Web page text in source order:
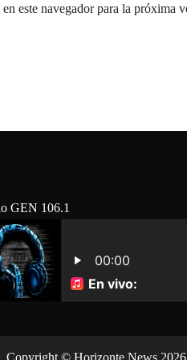
este navegador para la próxima
GEN 106.1